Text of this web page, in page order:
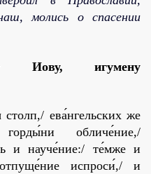
молись о спасении
Иову, игумену
ева́нгельских же
обличе́ние,/
и науче́ние:/ те́мже и
испроси́,/ и